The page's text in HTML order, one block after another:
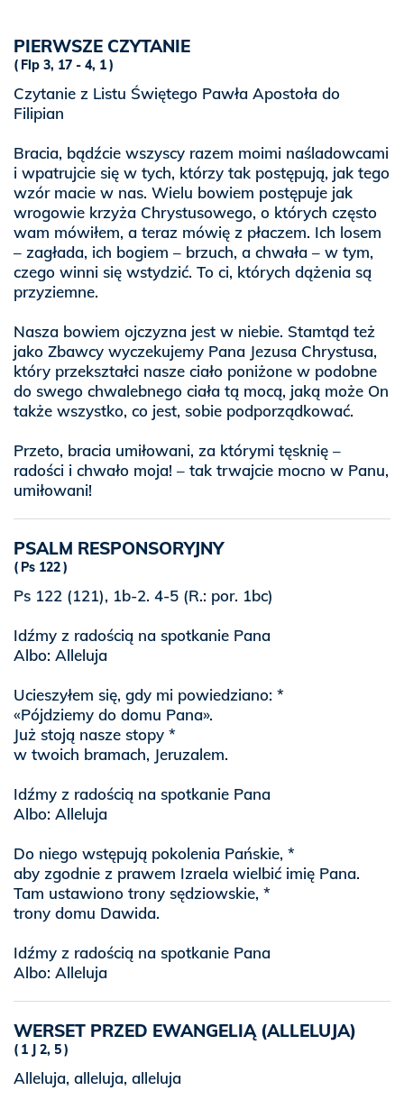
PIERWSZE CZYTANIE
Flp 3, 17 - 4, 1
Czytanie z Listu Świętego Pawła Apostoła do
Filipian
Bracia, bądźcie wszyscy razem moimi naśladowcami
i wpatrujcie się w tych, którzy tak postępują, jak tego
wzór macie w nas. Wielu bowiem postępuje jak
wrogowie krzyża Chrystusowego, o których często
wam mówiłem, a teraz mówię z płaczem. Ich losem
– zagłada, ich bogiem – brzuch, a chwała – w tym,
czego winni się wstydzić. To ci, których dążenia są
przyziemne.
Nasza bowiem ojczyzna jest w niebie. Stamtąd też
jako Zbawcy wyczekujemy Pana Jezusa Chrystusa,
który przekształci nasze ciało poniżone w podobne
do swego chwalebnego ciała tą mocą, jaką może On
także wszystko, co jest, sobie podporządkować.
Przeto, bracia umiłowani, za którymi tęsknię –
radości i chwało moja! – tak trwajcie mocno w Panu,
umiłowani!
PSALM RESPONSORYJNY
Ps 122
Ps 122 (121), 1b-2. 4-5 (R.: por. 1bc)
Idźmy z radością na spotkanie Pana
Albo: Alleluja
Ucieszyłem się, gdy mi powiedziano: *
«Pójdziemy do domu Pana».
Już stoją nasze stopy *
w twoich bramach, Jeruzalem.
Idźmy z radością na spotkanie Pana
Albo: Alleluja
Do niego wstępują pokolenia Pańskie, *
aby zgodnie z prawem Izraela wielbić imię Pana.
Tam ustawiono trony sędziowskie, *
trony domu Dawida.
Idźmy z radością na spotkanie Pana
Albo: Alleluja
WERSET PRZED EWANGELIĄ (ALLELUJA)
1 J 2, 5
Alleluja, alleluja, alleluja